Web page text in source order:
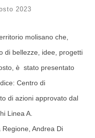
2023
molisano che,
di bellezze, idee, progetti
è stato presentato
Centro di
di azioni approvato dal
Linea A.
Andrea Di